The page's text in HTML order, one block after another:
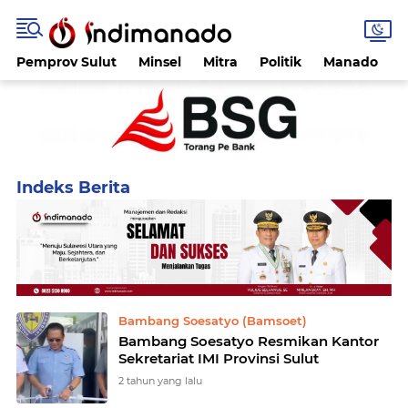
Pemprov Sulut Minsel Mitra Politik Manado
Bambang Soesatyo (Bamsoet)
Bambang Soesatyo Resmikan Kantor
Sekretariat IMI Provinsi Sulut
2 tahun yang lalu